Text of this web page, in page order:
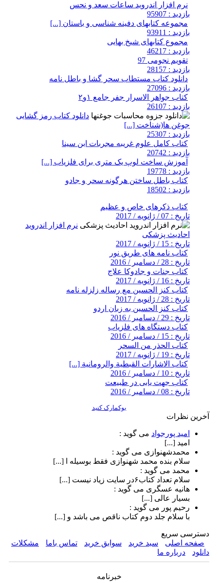
نرم افزار اندروید ساعات سعد و نحس
بازدید : 95907
مجموعه کتابهای دفینه شناسی و باستان [...]
بازدید : 93911
مجموع کتابهای شیخ بهایی
بازدید : 46217
تقویم نجومی 97
بازدید : 28157
دانلود کتاب مستطاب سحر گشا و باطل نامه
بازدید : 27096
کتاب جواهر الاسرار جفر جامع ۱و۲
بازدید : 26107
دانلود کتاب رمز گشایی
جوغن ها(شناخت [...]
بازدید : 25307
کتاب کامل علوم غریبه مجربات ابن سینا
بازدید : 20742
آموزش ساخت لوپ یک متری برای فلزیاب [...]
بازدید : 19778
کتاب باطل ساختن هرگونه سحر و جادو
بازدید : 18502
کتاب ذکرهای خاص و عظیم
تاریخ : 07 / ژانویه / 2017
نرم افزار اندروید
احادیث پزشکی
تاریخ : 15 / ژانویه / 2017
کتاب نامه های طریق نور
تاریخ : 28 / دسامبر / 2016
کتاب جنات و جادوکا علاج
تاریخ : 16 / ژانویه / 2017
کتاب کنز الحسین مع رساله زلزله نامه
تاریخ : 28 / ژانویه / 2017
کتاب کنز الحسین به زبان اردو
تاریخ : 29 / دسامبر / 2016
کتاب دستگاه های فلزیاب
تاریخ : 15 / دسامبر / 2016
کتاب الحذر من السحر
تاریخ : 19 / ژانویه / 2017
کتاب الاشارات القبطية والرومانية [...]
تاریخ : 10 / دسامبر / 2016
کتاب جهت یابی در طبیعت
تاریخ : 08 / دسامبر / 2016
بوکمارک کنید
آخرین نظرات
امید پورجواد می گوید :
امید [...]
محمدشهنوازی می گوید :
سلام بنده محمد شهنوازی فقط بوسیله ا [...]
محمد می گوید :
سلام تعداد کتاب۶در سایت زیاد نیست [...]
هانیه عسگری می گوید :
بسیار عالی [...]
رحیم پور می گوید :
با سلام جلد دوم کتاب ناقص می باشد و [...]
دسترسی سریع
صفحه اصلی
سبد خرید سوابق خرید تماس باما
مشکلات
دانلود
درباره ما
خبرنامه